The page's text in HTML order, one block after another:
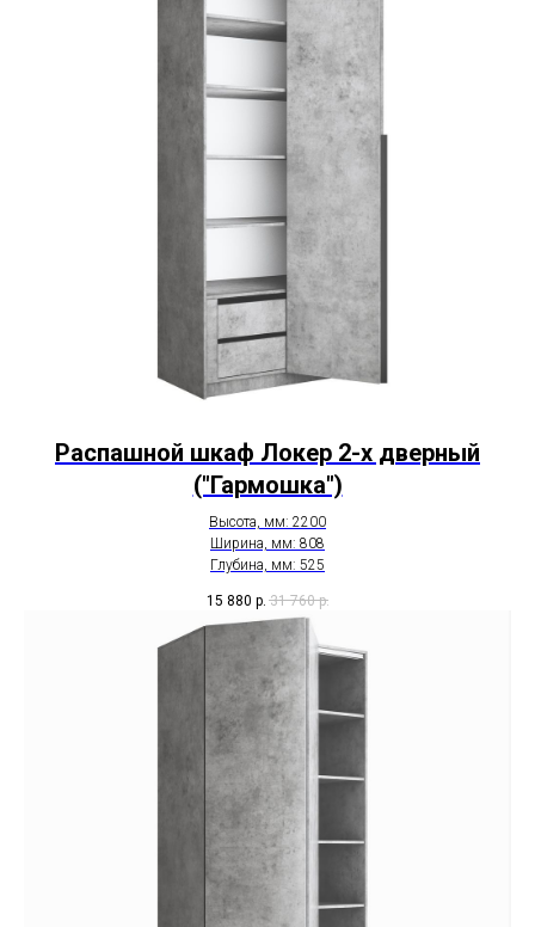
Распашной шкаф Локер 2-х дверный
("Гармошка")
Высота, мм: 2200
Ширина, мм: 808
Глубина, мм: 525
15 880 р. 31 760 р.